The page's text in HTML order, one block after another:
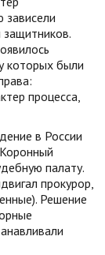
зависели
которых были
процесса,
в России
палату.
прокурор,
Решение